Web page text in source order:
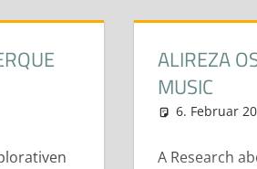
Masterarbeiten (Best-Of)
ALIREZA
MUSIC
6. Februar
A Research